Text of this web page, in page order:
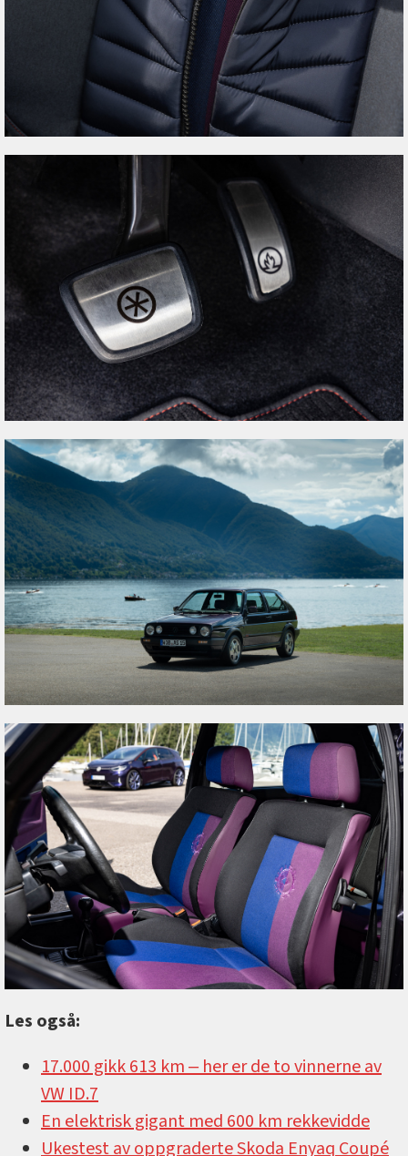
Les også:
17.000 gikk 613 km ‒ her er de to vinnerne av
VW ID.7
En elektrisk gigant med 600 km rekkevidde
Ukestest av oppgraderte Skoda Enyaq Coupé